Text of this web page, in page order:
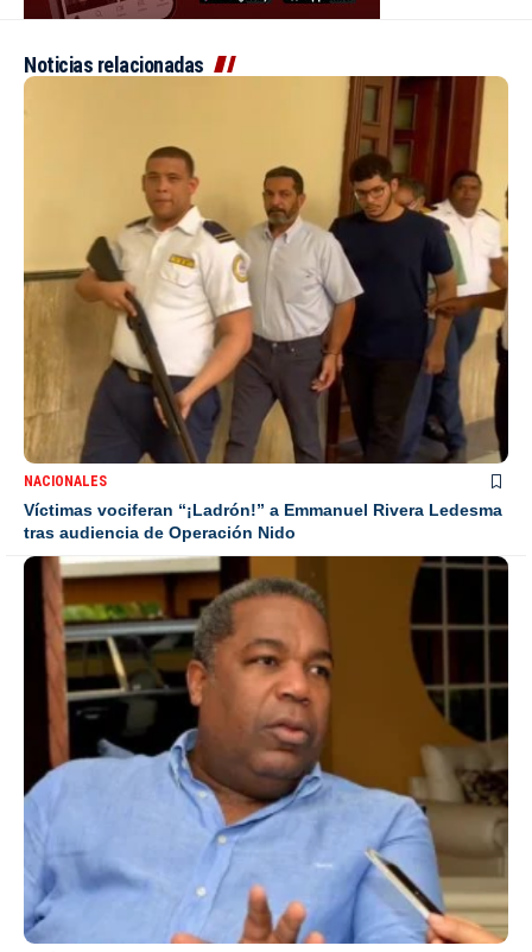
Noticias relacionadas
NACIONALES
Víctimas vociferan “¡Ladrón!” a Emmanuel Rivera Ledesma
tras audiencia de Operación Nido